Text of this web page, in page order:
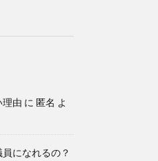
理由 に 匿名 よ
になれるの？